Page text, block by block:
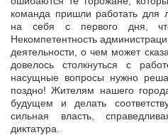
команда пришли работать для
на себя с первого дня,
Некомпетентность
деятельности, о чем может
довелось столкнуться с
насущные вопросы нужно
поздно! Жителям нашего
будущем и делать
сильная власть,
диктатура.